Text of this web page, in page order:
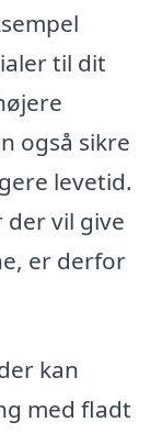
til dit
også sikre
levetid.
vil give
er derfor
kan
med fladt